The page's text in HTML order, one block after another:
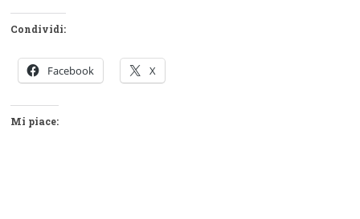
Condividi:
Facebook X
Mi piace: